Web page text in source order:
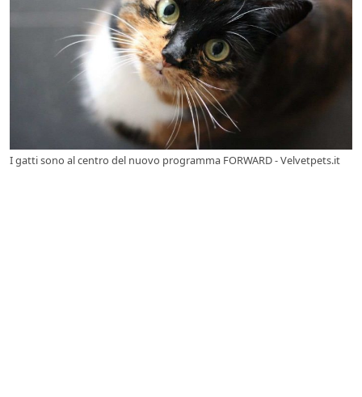
I gatti sono al centro del nuovo programma FORWARD - Velvetpets.it